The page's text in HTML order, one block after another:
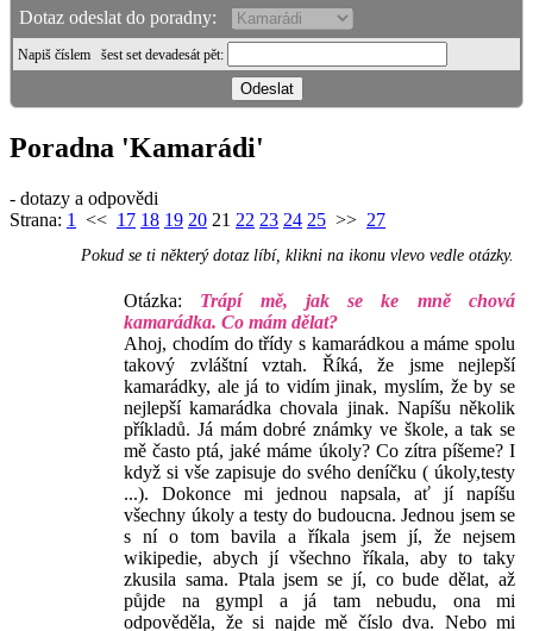
Dotaz odeslat do poradny:
Napiš číslem šest set devadesát pět:
Poradna 'Kamarádi'
- dotazy a odpovědi
Strana: 1 << 17 18 19 20 21 22 23 24 25 >> 27
Pokud se ti některý dotaz líbí, klikni na ikonu vlevo vedle otázky.
Otázka: Trápí mě, jak se ke mně chová
kamarádka. Co mám dělat?
Ahoj, chodím do třídy s kamarádkou a máme spolu
takový zvláštní vztah. Říká, že jsme nejlepší
kamarádky, ale já to vidím jinak, myslím, že by se
nejlepší kamarádka chovala jinak. Napíšu několik
příkladů. Já mám dobré známky ve škole, a tak se
mě často ptá, jaké máme úkoly? Co zítra píšeme? I
když si vše zapisuje do svého deníčku ( úkoly,testy
...). Dokonce mi jednou napsala, ať jí napíšu
všechny úkoly a testy do budoucna. Jednou jsem se
s ní o tom bavila a říkala jsem jí, že nejsem
wikipedie, abych jí všechno říkala, aby to taky
zkusila sama. Ptala jsem se jí, co bude dělat, až
půjde na gympl a já tam nebudu, ona mi
odpověděla, že si najde mě číslo dva. Nebo mi